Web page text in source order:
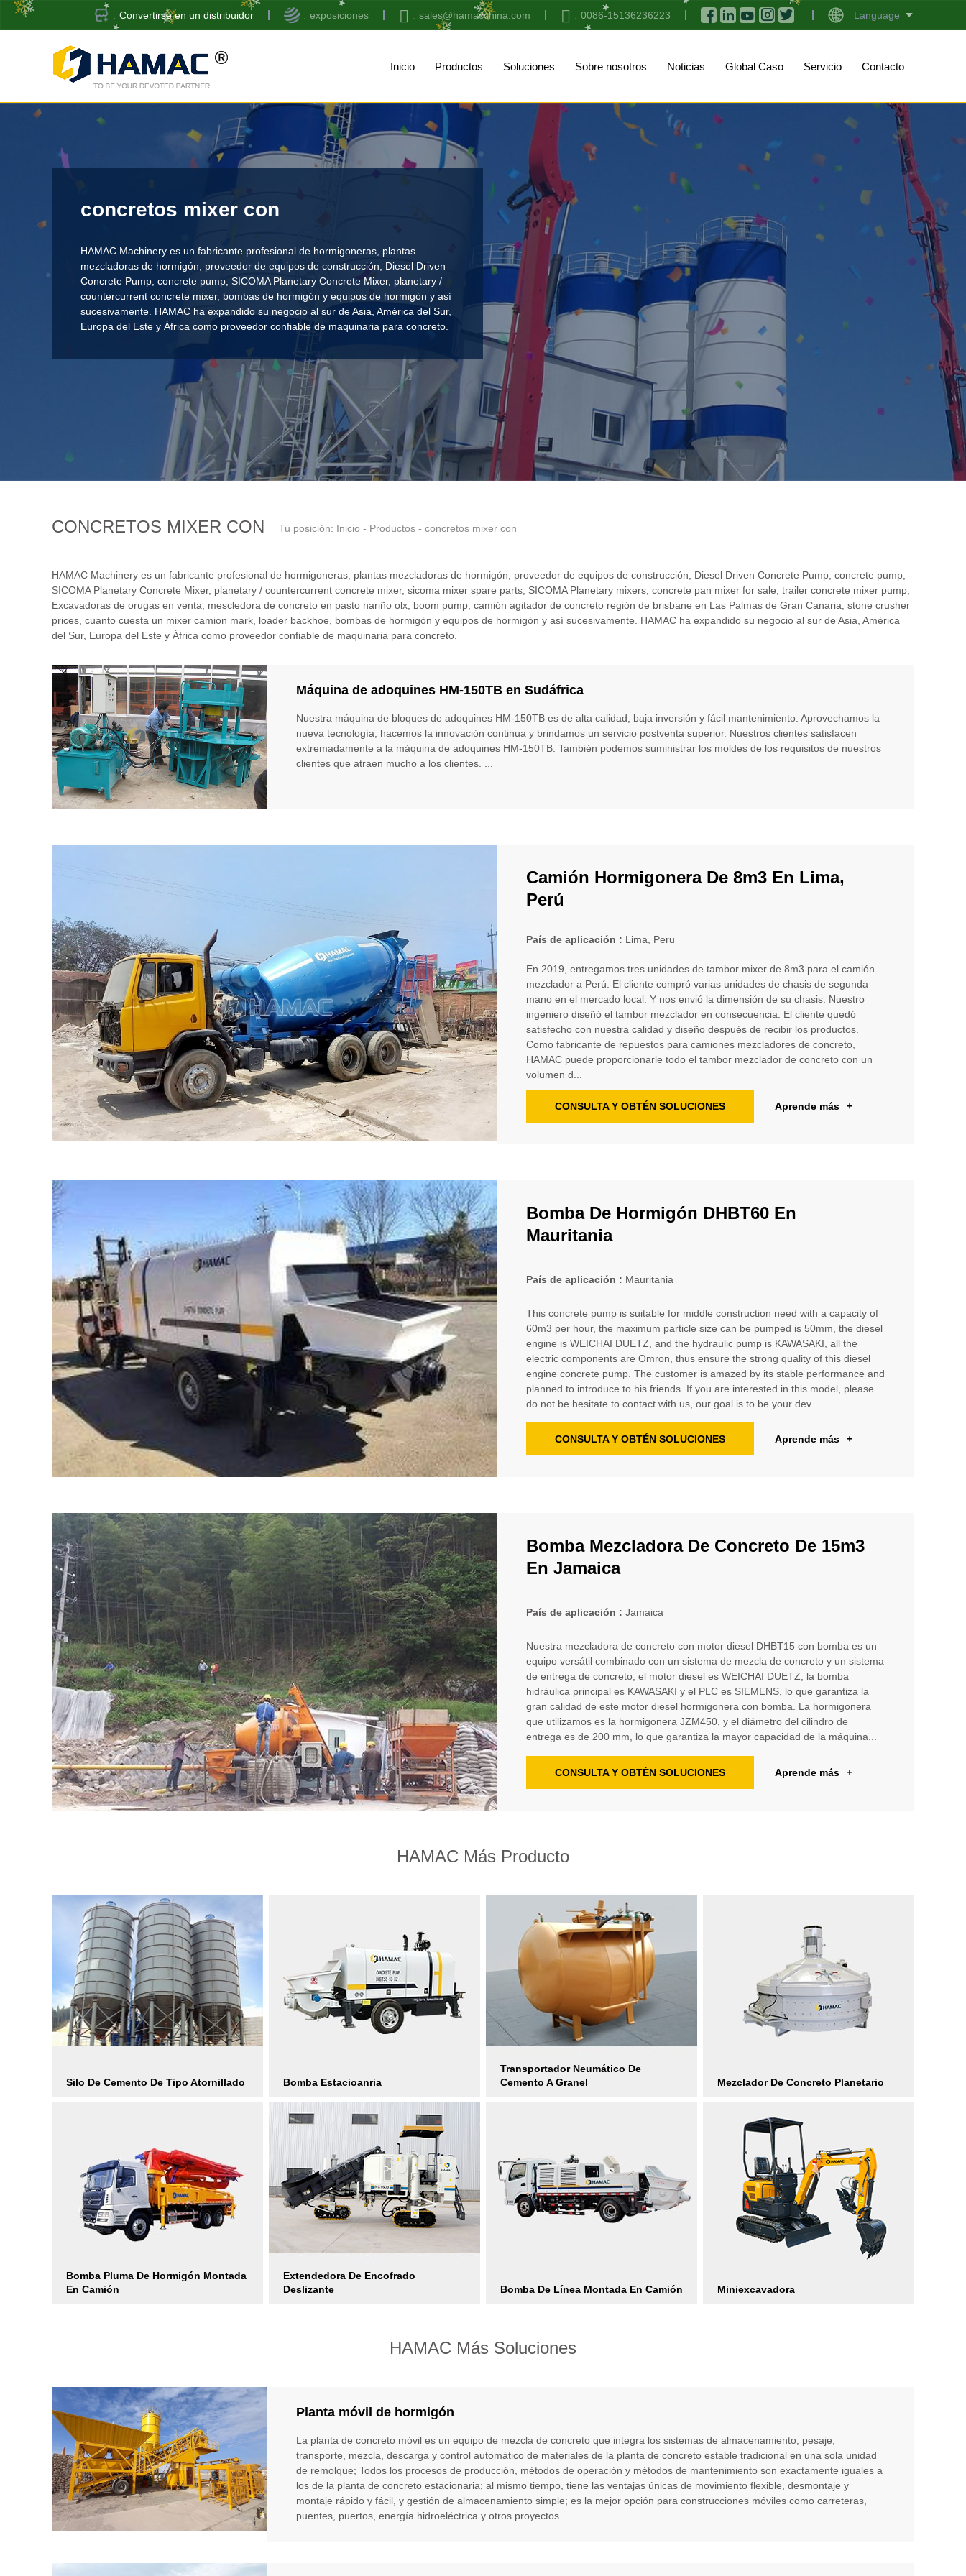
Convertirse en un distribuidor exposiciones sales@hamacchina.com 0086-15136236223 Language
Inicio Productos Soluciones Sobre nosotros Noticias Global Caso Servicio Contacto
concretos mixer con
HAMAC Machinery es un fabricante profesional de hormigoneras, plantas
mezcladoras de hormigón, proveedor de equipos de construcción
Diesel Driven
Concrete Pump concrete pump SICOMA Planetary Concrete Mixer, planetary /
countercurrent concrete mixer, bombas de hormigón y equipos de hormigón y así
sucesivamente. HAMAC ha expandido su negocio al sur de Asia, América del Sur,
Europa del Este y África como proveedor confiable de maquinaria para concreto.
CONCRETOS MIXER CON Tu posición: Inicio - Productos - concretos mixer con
HAMAC Machinery es un fabricante profesional de hormigoneras, plantas mezcladoras de hormigón, proveedor de equipos de construcción Diesel Driven Concrete Pump concrete pump
SICOMA Planetary Concrete Mixer, planetary / countercurrent concrete mixer, sicoma mixer spare parts SICOMA Planetary mixers concrete pan mixer for sale trailer concrete mixer pump
Excavadoras de orugas en venta
mescledora de concreto en pasto nariño olx boom pump camión agitador de concreto región de brisbane en Las Palmas de Gran Canaria stone crusher
prices cuanto cuesta un mixer camion mark loader backhoe , bombas de hormigón y equipos de hormigón y así sucesivamente. HAMAC ha expandido su negocio al sur de Asia, América
del Sur, Europa del Este y África como proveedor confiable de maquinaria para concreto.
Máquina de adoquines HM-150TB en Sudáfrica
Nuestra máquina de bloques de adoquines HM-150TB es de alta calidad, baja inversión y fácil mantenimiento. Aprovechamos la
nueva tecnología, hacemos la innovación continua y brindamos un servicio postventa superior. Nuestros clientes satisfacen
extremadamente a la máquina de adoquines HM-150TB. También podemos suministrar los moldes de los requisitos de nuestros
clientes que atraen mucho a los clientes. ...
Camión Hormigonera De 8m3 En Lima,
Perú
País de aplicación : Lima, Peru
En 2019, entregamos tres unidades de tambor mixer de 8m3 para el camión
mezclador a Perú. El cliente compró varias unidades de chasis de segunda
mano en el mercado local. Y nos envió la dimensión de su chasis. Nuestro
ingeniero diseñó el tambor mezclador en consecuencia. El cliente quedó
satisfecho con nuestra calidad y diseño después de recibir los productos.
Como fabricante de repuestos para camiones mezcladores de concreto,
HAMAC puede proporcionarle todo el tambor mezclador de concreto con un
volumen d...
CONSULTA Y OBTÉN SOLUCIONES Aprende más +
Bomba De Hormigón DHBT60 En
Mauritania
País de aplicación : Mauritania
This concrete pump is suitable for middle construction need with a capacity of
60m3 per hour, the maximum particle size can be pumped is 50mm, the diesel
engine is WEICHAI DUETZ, and the hydraulic pump is KAWASAKI, all the
electric components are Omron, thus ensure the strong quality of this diesel
engine concrete pump. The customer is amazed by its stable performance and
planned to introduce to his friends. If you are interested in this model, please
do not be hesitate to contact with us, our goal is to be your dev...
CONSULTA Y OBTÉN SOLUCIONES Aprende más +
Bomba Mezcladora De Concreto De 15m3
En Jamaica
País de aplicación : Jamaica
Nuestra mezcladora de concreto con motor diesel DHBT15 con bomba es un
equipo versátil combinado con un sistema de mezcla de concreto y un sistema
de entrega de concreto, el motor diesel es WEICHAI DUETZ, la bomba
hidráulica principal es KAWASAKI y el PLC es SIEMENS, lo que garantiza la
gran calidad de este motor diesel hormigonera con bomba. La hormigonera
que utilizamos es la hormigonera JZM450, y el diámetro del cilindro de
entrega es de 200 mm, lo que garantiza la mayor capacidad de la máquina...
CONSULTA Y OBTÉN SOLUCIONES Aprende más +
HAMAC Más Producto
Silo De Cemento De Tipo Atornillado Bomba Estacioanria
Transportador Neumático De
Cemento A Granel
Mezclador De Concreto Planetario
Bomba Pluma De Hormigón Montada
En Camión
Extendedora De Encofrado
Deslizante
Bomba De Línea Montada En Camión Miniexcavadora
HAMAC Más Soluciones
Planta móvil de hormigón
La planta de concreto móvil es un equipo de mezcla de concreto que integra los sistemas de almacenamiento, pesaje,
transporte, mezcla, descarga y control automático de materiales de la planta de concreto estable tradicional en una sola unidad
de remolque; Todos los procesos de producción, métodos de operación y métodos de mantenimiento son exactamente iguales a
los de la planta de concreto estacionaria; al mismo tiempo, tiene las ventajas únicas de movimiento flexible, desmontaje y
montaje rápido y fácil, y gestión de almacenamiento simple; es la mejor opción para construcciones móviles como carreteras,
puentes, puertos, energía hidroeléctrica y otros proyectos....